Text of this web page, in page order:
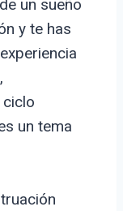
un sueño
y te has
ciclo
un tema